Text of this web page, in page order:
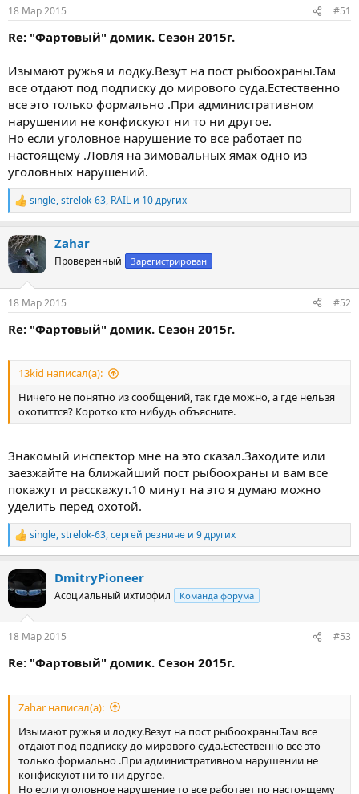
18 Мар 2015 #51
Re: "Фартовый" домик. Сезон 2015г.
Изымают ружья и лодку.Везут на пост рыбоохраны.Там
все отдают под подписку до мирового суда.Естественно
все это только формально .При административном
нарушении не конфискуют ни то ни другое.
Но если уголовное нарушение то все работает по
настоящему .Ловля на зимовальных ямах одно из
уголовных нарушений.
Р
е
к
ц
и
single,strelok-63, RAIL и 10 других
Zahar
Проверенный Зарегистрирован
18 Мар 2015 #52
Re: "Фартовый" домик. Сезон 2015г.
13kid написал(а):
Ничего не понятно из сообщений, так где можно, а где нельзя
охотиттся? Коротко кто нибудь объясните.
Знакомый инспектор мне на это сказал.Заходите или
заезжайте на ближайший пост рыбоохраны и вам все
покажут и расскажут.10 минут на это я думаю можно
уделить перед охотой.
Р
е
к
ц
single,strelok-63,сергей резниче и 9 других
DmitryPioneer
Асоциальный ихтиофил Команда форума
18 Мар 2015 #53
Re: "Фартовый" домик. Сезон 2015г.
Zahar написал(а):
Изымают ружья и лодку.Везут на пост рыбоохраны.Там все
отдают под подписку до мирового суда.Естественно все это
только формально .При административном нарушении не
конфискуют ни то ни другое.
Но если уголовное нарушение то все работает по настоящему